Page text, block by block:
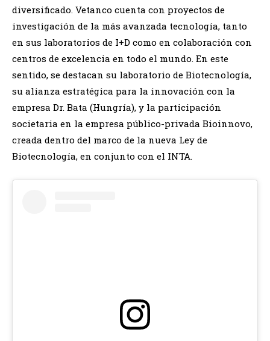
diversificado. Vetanco cuenta con proyectos de
investigación de la más avanzada tecnología, tanto
en sus laboratorios de I+D como en colaboración con
centros de excelencia en todo el mundo. En este
sentido, se destacan su laboratorio de Biotecnología,
su alianza estratégica para la innovación con la
empresa Dr. Bata (Hungría), y la participación
societaria en la empresa público-privada Bioinnovo,
creada dentro del marco de la nueva Ley de
Biotecnología, en conjunto con el INTA.